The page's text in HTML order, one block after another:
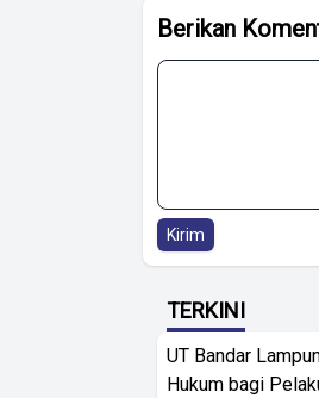
Berikan
Kirim
TERKINI
UT Bandar
Hukum bagi